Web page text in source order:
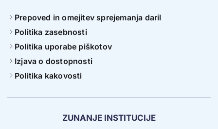
Prepoved in omejitev sprejemanja daril
Politika zasebnosti
Politika uporabe piškotov
Izjava o dostopnosti
Politika kakovosti
ZUNANJE INSTITUCIJE